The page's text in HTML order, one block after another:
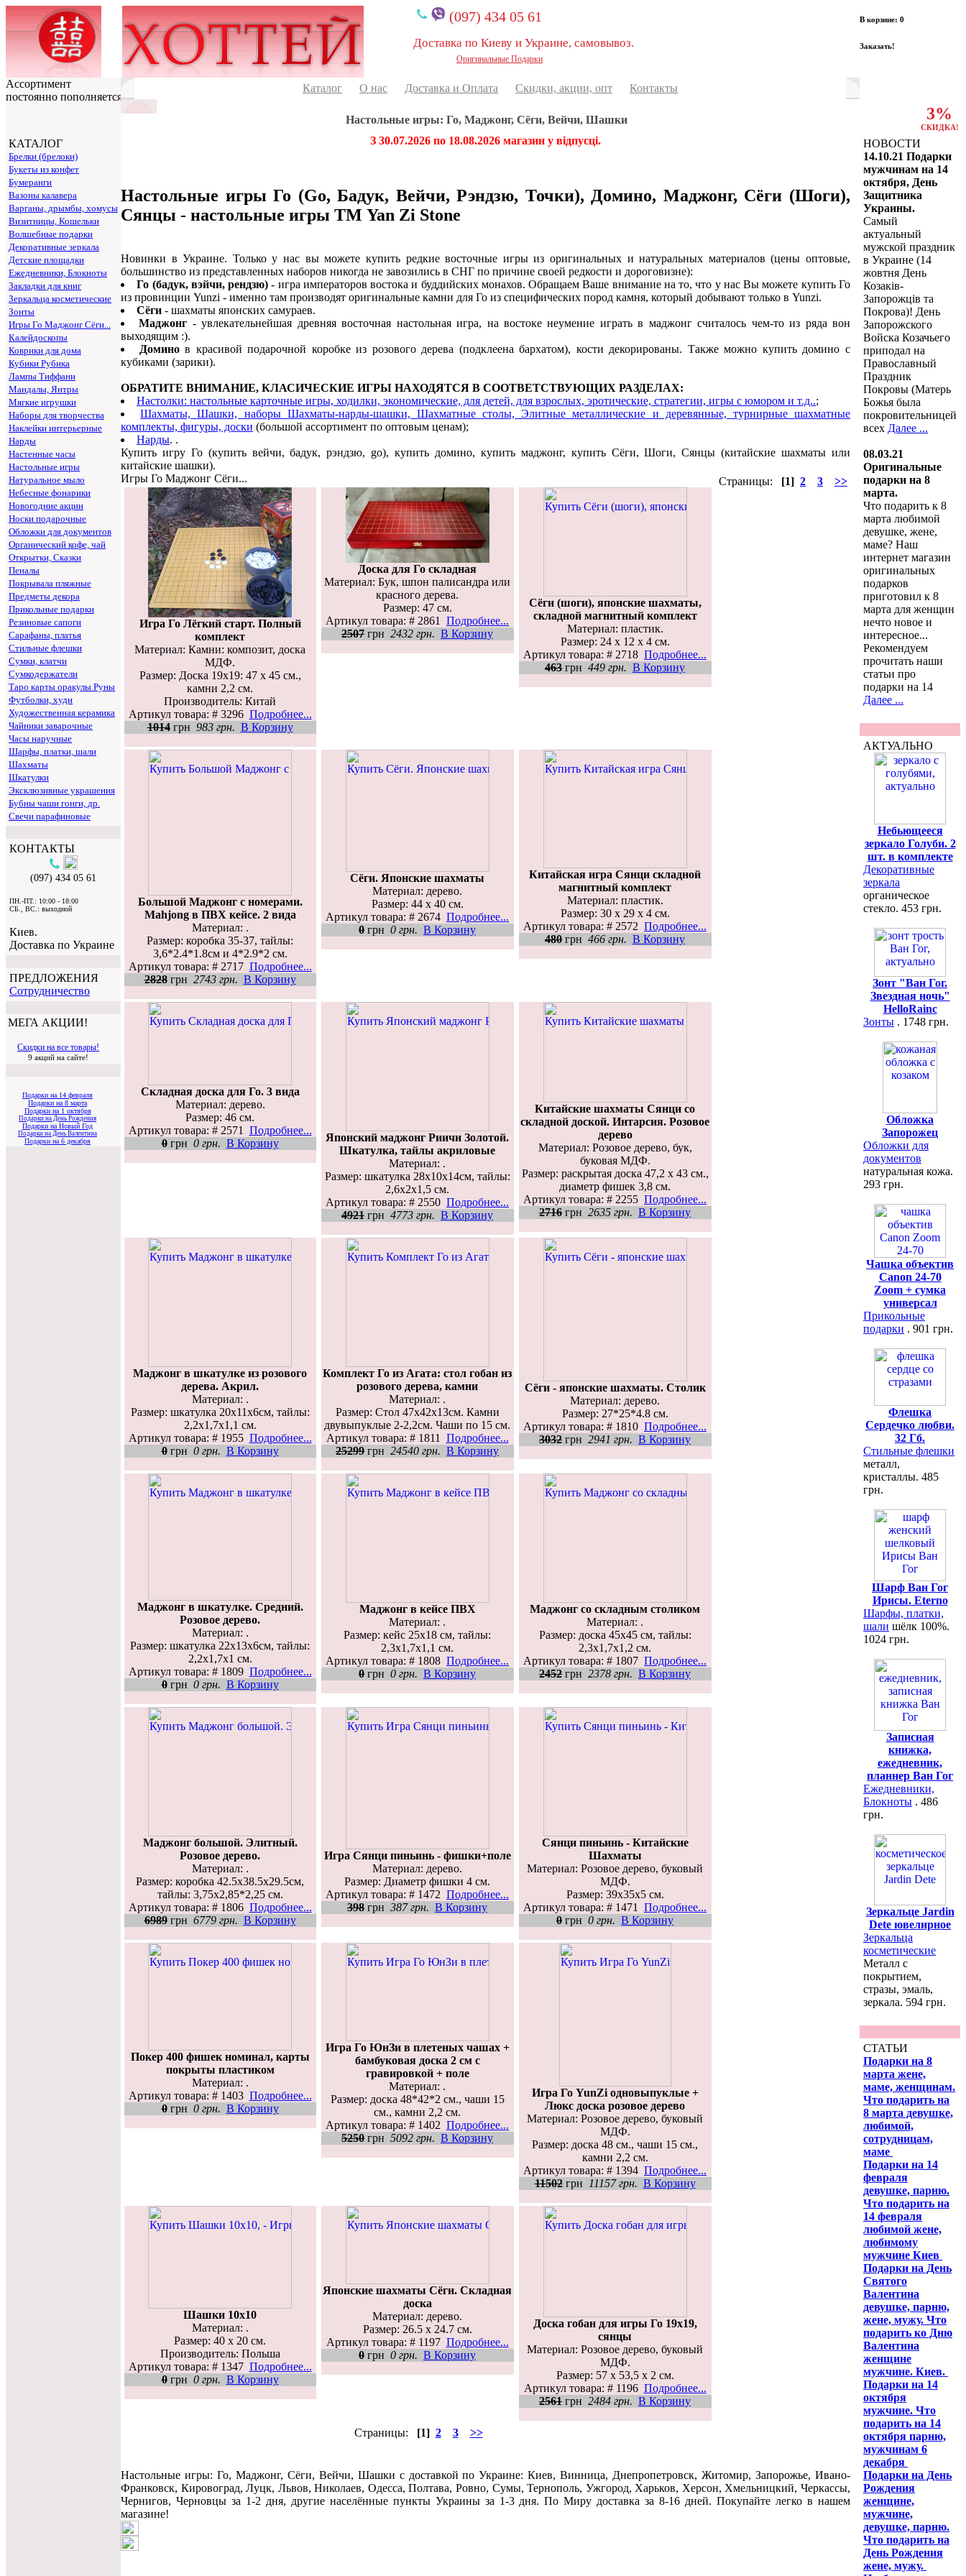
(097) 434 05 61
Доставка по Киеву и Украине, самовывоз.
Оригинальные Подарки
В корзине: 0
Заказать!
Ассортимент
постоянно пополняется
КАТАЛОГ
Брелки (брелоки)
Букеты из конфет
Бумеранги
Вазоны калавера
Варганы, дрымбы, хомусы
Визитницы, Кошельки
Волшебные подарки
Декоративные зеркала
Детские площадки
Ежедневники, Блокноты
Закладки для книг
Зеркальца косметические
Зонты
Игры Го Маджонг Сёги...
Калейдоскопы
Коврики для дома
Кубики Рубика
Лампы Тиффани
Мандалы, Янтры
Мягкие игрушки
Наборы для творчества
Наклейки интерьерные
Нарды
Настенные часы
Настольные игры
Натуральное мыло
Небесные фонарики
Новогодние акции
Носки подарочные
Обложки для документов
Органический кофе, чай
Открытки, Сказки
Пеналы
Покрывала пляжные
Предметы декора
Прикольные подарки
Резиновые сапоги
Сарафаны, платья
Стильные флешки
Сумки, клатчи
Сумкодержатели
Таро карты оракулы Руны
Футболки, худи
Художественная керамика
Чайники заварочные
Часы наручные
Шарфы, платки, шали
Шахматы
Шкатулки
Эксклюзивные украшения
Бубны чаши гонги, др.
Свечи парафиновые
КОНТАКТЫ
(097) 434 05 61
ПН.-ПТ.: 10:00 - 18:00
СБ., ВС.: выходной
Киев.
Доставка по Украине
ПРЕДЛОЖЕНИЯ
Cотрудничество
МЕГА АКЦИИ!
Скидки на все товары!
9 акций на сайте!
Подарки на 14 февраля
Подарки на 8 марта
Подарки на 1 октября
Подарки на День Рождения
Подарки на Новый Год
Подарки на День Валентина
Подарки на 6 декабря
Каталог О нас Доставка и Оплата Скидки, акции, опт Контакты
Настольные игры: Го, Маджонг, Сёги, Вейчи, Шашки
З 30.07.2026 по 18.08.2026 магазин у відпусці.
Настольные игры Го (Go, Бадук, Вейчи, Рэндзю, Точки), Домино, Маджонг, Сёги (Шоги),
Сянцы - настольные игры ТМ Yan Zi Stone
Новинки в Украине. Только у нас вы можете купить редкие восточные игры из оригинальных и натуральных материалов (цены оптовые,
большинство из представленных наборов никогда не завозились в СНГ по причине своей редкости и дороговизне):
Го (бадук, вэйчи, рендзю) - игра императоров востока и буддийских монахов. Обращаем Ваше внимание на то, что у нас Вы можете купить Го
из провинции Yunzi - именно там производят оригинальные камни для Го из специфических пород камня, который добывают только в Yunzi.
Сёги - шахматы японских самураев.
Маджонг - увлекательнейшая древняя восточная настольная игра, на востоке неумение играть в маджонг считалось чем-то из ряда вон
выходящим :).
Доминов красивой подарочной коробке из розового дерева (подклеена бархатом), кости декорированы. Также можно купить домино с
кубиками (зарики).
ОБРАТИТЕ ВНИМАНИЕ, КЛАСИЧЕСКИЕ ИГРЫ НАХОДЯТСЯ В СООТВЕТСТВУЮЩИХ РАЗДЕЛАХ:
Настолки: настольные карточные игры, ходилки, экономические, для детей, для взрослых, эротические, стратегии, игры с юмором и т.д..;
Шахматы, Шашки, наборы Шахматы-нарды-шашки, Шахматные столы, Элитные металлические и деревянные, турнирные шахматные
комплекты, фигуры, доски (большой ассортимент по оптовым ценам);
Нарды. .
Купить игру Го (купить вейчи, бадук, рэндзю, go), купить домино, купить маджонг, купить Сёги, Шоги, Сянцы (китайские шахматы или
китайские шашки).
Игры Го Маджонг Сёги...
Страницы: [1] 2 3 >>
Игра Го Лёгкий старт. Полный
комплект
Материал: Камни: композит, доска
МДФ.
Размер: Доска 19х19: 47 х 45 см.,
камни 2,2 см.
Производитель: Китай
Артикул товара: # 3296 Подробнее...
1014грн 983 грн. В Корзину
Доска для Го складная
Материал: Бук, шпон палисандра или
красного дерева.
Размер: 47 см.
Артикул товара: # 2861 Подробнее...
2507 грн 2432 грн. В Корзину
Сёги (шоги), японские шахматы,
складной магнитный комплект
Материал: пластик.
Размер: 24 х 12 х 4 см.
Артикул товара: # 2718 Подробнее...
463 грн 449 грн. В Корзину
Большой Маджонг с номерами.
Mahjong в ПВХ кейсе. 2 вида
Материал: .
Размер: коробка 35-37, тайлы:
3,6*2.4*1.8см и 4*2.9*2 см.
Артикул товара: # 2717 Подробнее...
2828грн 2743 грн. В Корзину
Сёги. Японские шахматы
Материал: дерево.
Размер: 44 х 40 см.
Артикул товара: # 2674 Подробнее...
0 грн 0 грн. В Корзину
Китайская игра Сянци складной
магнитный комплект
Материал: пластик.
Размер: 30 х 29 х 4 см.
Артикул товара: # 2572 Подробнее...
480 грн 466 грн. В Корзину
Складная доска для Го. 3 вида
Материал: дерево.
Размер: 46 см.
Артикул товара: # 2571 Подробнее...
0грн 0 грн. В Корзину
Японский маджонг Риичи Золотой.
Шкатулка, тайлы акриловые
Материал: .
Размер: шкатулка 28x10x14см, тайлы:
2,6x2x1,5 см.
Артикул товара: # 2550 Подробнее...
4921 грн 4773 грн. В Корзину
Китайские шахматы Сянци со
складной доской. Интарсия. Розовое
дерево
Материал: Розовое дерево, бук,
буковая МДФ.
Размер: раскрытая доска 47,2 х 43 см.,
диаметр фишек 3,8 см.
Артикул товара: # 2255 Подробнее...
2716 грн 2635 грн. В Корзину
Маджонг в шкатулке из розового
дерева. Акрил.
Материал: .
Размер: шкатулка 20x11x6см, тайлы:
2,2x1,7x1,1 см.
Артикул товара: # 1955 Подробнее...
0грн 0 грн. В Корзину
Комплект Го из Агата: стол гобан из
розового дерева, камни
Материал: .
Размер: Стол 47х42х13см. Камни
двувыпуклые 2-2,2см. Чаши по 15 см.
Артикул товара: # 1811 Подробнее...
25299 грн 24540 грн. В Корзину
Сёги - японские шахматы. Столик
Материал: дерево.
Размер: 27*25*4.8 см.
Артикул товара: # 1810 Подробнее...
3032 грн 2941 грн. В Корзину
Маджонг в шкатулке. Средний.
Розовое дерево.
Материал: .
Размер: шкатулка 22x13x6см, тайлы:
2,2x1,7x1 см.
Артикул товара: # 1809 Подробнее...
0грн 0 грн. В Корзину
Маджонг в кейсе ПВХ
Материал: .
Размер: кейс 25x18 см, тайлы:
2,3x1,7x1,1 см.
Артикул товара: # 1808 Подробнее...
0 грн 0 грн. В Корзину
Маджонг со складным столиком
Материал: .
Размер: доска 45x45 см, тайлы:
2,3x1,7x1,2 см.
Артикул товара: # 1807 Подробнее...
2452 грн 2378 грн. В Корзину
Маджонг большой. Элитный.
Розовое дерево.
Материал: .
Размер: коробка 42.5х38.5х29.5см,
тайлы: 3,75х2,85*2,25 см.
Артикул товара: # 1806 Подробнее...
6989грн 6779 грн. В Корзину
Игра Сянци пиньинь - фишки+поле
Материал: дерево.
Размер: Диаметр фишки 4 см.
Артикул товара: # 1472 Подробнее...
398 грн 387 грн. В Корзину
Сянци пиньинь - Китайские
Шахматы
Материал: Розовое дерево, буковый
МДФ.
Размер: 39х35х5 см.
Артикул товара: # 1471 Подробнее...
0 грн 0 грн. В Корзину
Покер 400 фишек номинал, карты
покрыты пластиком
Материал: .
Артикул товара: # 1403 Подробнее...
0грн 0 грн. В Корзину
Игра Го ЮнЗи в плетеных чашах +
бамбуковая доска 2 см с
гравировкой + поле
Материал: .
Размер: доска 48*42*2 см., чаши 15
см., камни 2,2 см.
Артикул товара: # 1402 Подробнее...
5250 грн 5092 грн. В Корзину
Игра Го YunZi одновыпуклые +
Люкс доска розовое дерево
Материал: Розовое дерево, буковый
МДФ.
Размер: доска 48 см., чаши 15 см.,
камни 2,2 см.
Артикул товара: # 1394 Подробнее...
11502грн 11157 грн. В Корзину
Шашки 10х10
Материал: .
Размер: 40 x 20 см.
Производитель: Польша
Артикул товара: # 1347 Подробнее...
0грн 0 грн. В Корзину
Японские шахматы Сёги. Складная
доска
Материал: дерево.
Размер: 26.5 х 24.7 см.
Артикул товара: # 1197 Подробнее...
0 грн 0 грн. В Корзину
Доска гобан для игры Го 19х19,
сянцы
Материал: Розовое дерево, буковый
МДФ.
Размер: 57 х 53,5 х 2 см.
Артикул товара: # 1196 Подробнее...
2561 грн 2484 грн. В Корзину
Страницы: [1] 2 3 >>
Настольные игры: Го, Маджонг, Сёги, Вейчи, Шашки c доставкой по Украине: Киев, Винница, Днепропетровск, Житомир, Запорожье, Ивано-
Франковск, Кировоград, Луцк, Львов, Николаев, Одесса, Полтава, Ровно, Сумы, Тернополь, Ужгород, Харьков, Херсон, Хмельницкий, Черкассы,
Чернигов, Черновцы за 1-2 дня, другие населённые пункты Украины за 1-3 дня. По Миру доставка за 8-16 дней. Покупайте легко в нашем
магазине!
3%
СКИДКА!
НОВОСТИ
14.10.21 Подарки
мужчинам на 14
октября, День
Защитника
Украины.
Самый
актуальный
мужской праздник
в Украине (14
жовтня День
Козаків-
Запорожців та
Покрова)! День
Запорожского
Войска Козачьего
приподал на
Православный
Праздник
Покровы (Матерь
Божья была
покровительницей
всех Далее ...
08.03.21
Оригинальные
подарки на 8
марта.
Что подарить к 8
марта любимой
девушке, жене,
маме? Наш
интернет магазин
оригинальных
подарков
приготовил к 8
марта для женщин
нечто новое и
интересное...
Рекомендуем
прочитать наши
статьи про
подарки на 14
Далее ...
АКТУАЛЬНО
Небьющееся
зеркало Голуби. 2
шт. в комплекте
Декоративные
зеркала
органическое
стекло. 453 грн.
Зонт "Ван Гог.
Звездная ночь"
HelloRainc
Зонты . 1748 грн.
Обложка
Запорожец
Обложки для
документов
натуральная кожа.
293 грн.
Чашка объектив
Canon 24-70
Zoom + сумка
универсал
Прикольные
подарки . 901 грн.
Флешка
Сердечко любви.
32 Гб.
Стильные флешки
металл,
кристаллы. 485
грн.
Шарф Ван Гог
Ирисы. Eterno
Шарфы, платки,
шали шёлк 100%.
1024 грн.
Записная
книжка,
ежедневник,
планнер Ван Гог
Ежедневники,
Блокноты . 486
грн.
Зеркальце Jardin
Dete ювелирное
Зеркальца
косметические
Металл с
покрытием,
стразы, эмаль,
зеркала. 594 грн.
СТАТЬИ
Подарки на 8
марта жене,
маме, женщинам.
Что подарить на
8 марта девушке,
любимой,
сотрудницам,
маме
Подарки на 14
февраля
девушке, парню.
Что подарить на
14 февраля
любимой жене,
любимому
мужчине Киев
Подарки на День
Святого
Валентина
девушке, парню,
жене, мужу. Что
подарить ко Дню
Валентина
женщине
мужчине. Киев.
Подарки на 14
октября
мужчине. Что
подарить на 14
октября парню,
мужчинам 6
декабря
Подарки на День
Рождения
женщине,
мужчине,
девушке, парню.
Что подарить на
День Рождения
жене, мужу.